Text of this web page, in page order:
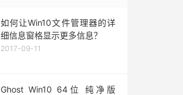
如何让Win10文件管理器的详
细信息窗格显示更多信息？
2017-09-11
Ghost Win10 64位 纯净版